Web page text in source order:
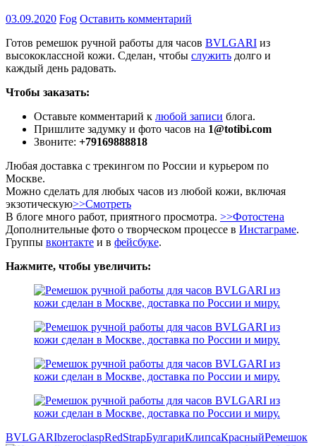
03.09.2020 Fog Оставить комментарий
Готов ремешок ручной работы для часов BVLGARI из
высококлассной кожи. Сделан, чтобы служить долго и
каждый день радовать.
Чтобы заказать:
Оставьте комментарий к любой записи блога.
Пришлите задумку и фото часов на 1@totibi.com
Звоните: +79169888818
Любая доставка с трекингом по России и курьером по
Москве.
Можно сделать для любых часов из любой кожи, включая
экзотическую>>Смотреть
В блоге много работ, приятного просмотра. >>Фотостена
Дополнительные фото о творческом процессе в Инстаграме.
Группы вконтакте и в фейсбуке.
Нажмите, чтобы увеличить:
BVLGARIbzeroclaspRedStrapБулгариКлипсаКрасныйРемешок